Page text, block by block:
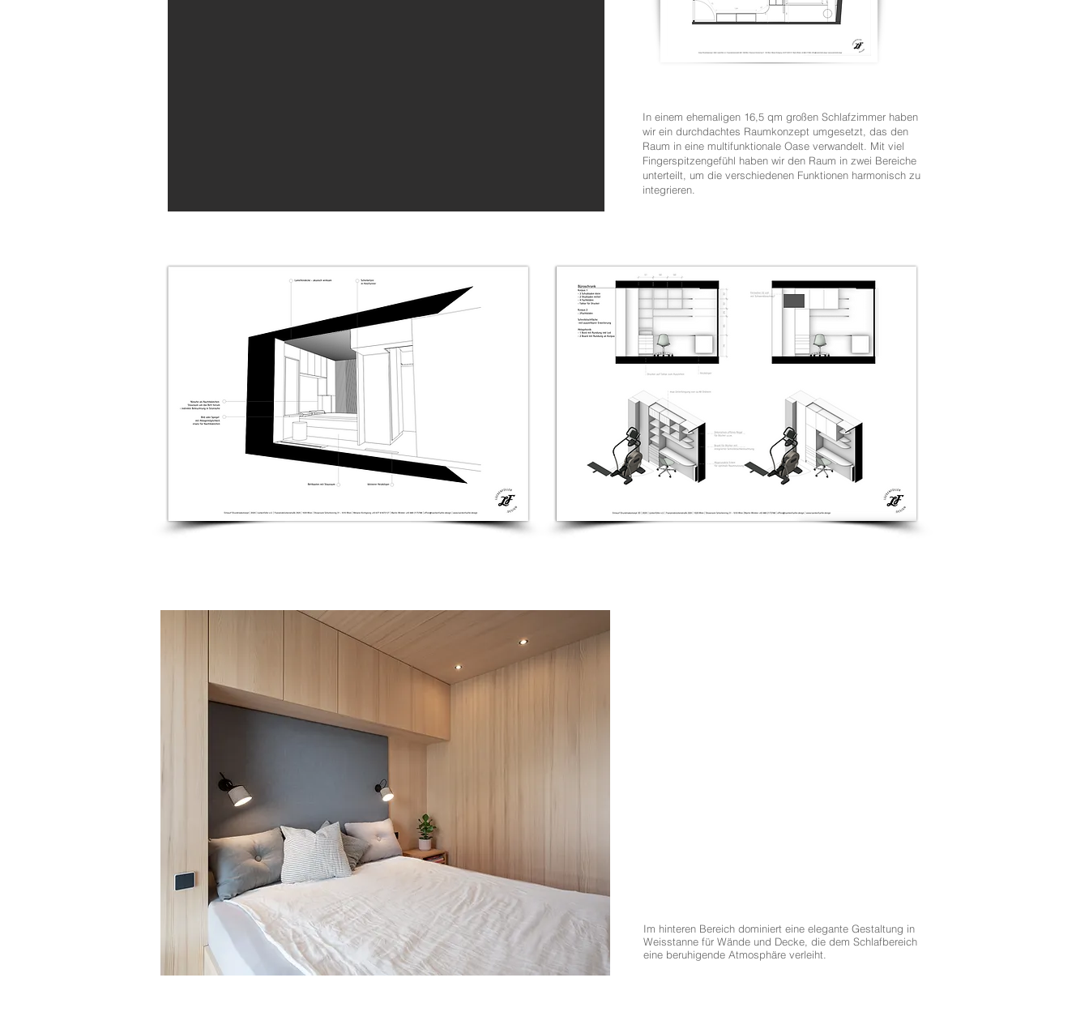
In einem ehemaligen 16,5 qm großen Schlafzimmer haben
wir ein durchdachtes Raumkonzept umgesetzt, das den
Raum in eine multifunktionale Oase verwandelt. Mit viel
Fingerspitzengefühl haben wir den Raum in zwei Bereiche
unterteilt, um die verschiedenen Funktionen harmonisch zu
integrieren.
Im hinteren Bereich dominiert eine elegante Gestaltung in
Weisstanne für Wände und Decke, die dem Schlafbereich
eine beruhigende Atmosphäre verleiht.